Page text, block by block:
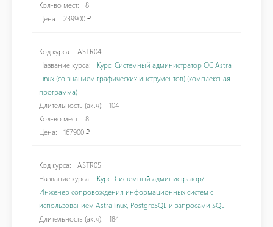
Кол-во мест:
8
Цена:
239900 ₽
Код курса:
ASTR04
Название курса:
Курс: Системный администратор ОС Astra
Linux (со знанием графических инструментов) (комплексная
программа)
Длительность (ак.ч):
104
Кол-во мест:
8
Цена:
167900 ₽
Код курса:
ASTR05
Название курса:
Курс: Системный администратор/
Инженер сопровождения информационных систем с
использованием Astra linux, PostgreSQL и запросами SQL
Длительность (ак.ч):
184